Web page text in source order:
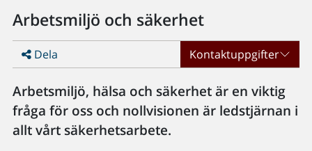
Arbetsmiljö och säkerhet
Dela Kontaktuppgifter
Arbetsmiljö, hälsa och säkerhet är en viktig
fråga för oss och nollvisionen är ledstjärnan i
allt vårt säkerhetsarbete.